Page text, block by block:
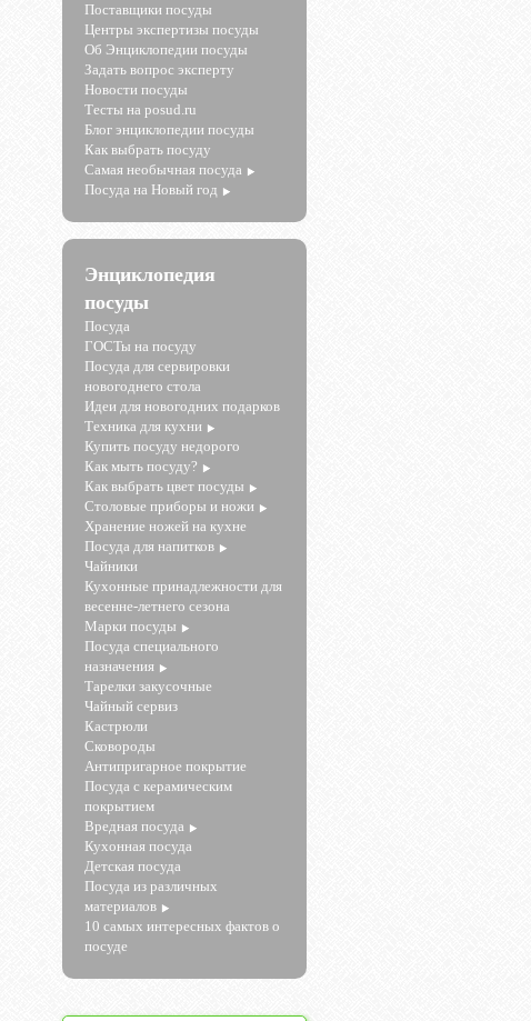
Поставщики посуды
Центры экспертизы посуды
Об Энциклопедии посуды
Задать вопрос эксперту
Новости посуды
Тесты на posud.ru
Блог энциклопедии посуды
Как выбрать посуду
Самая необычная посуда
Посуда на Новый год
Энциклопедия
посуды
Посуда
ГОСТы на посуду
Посуда для сервировки
новогоднего стола
Идеи для новогодних подарков
Техника для кухни
Купить посуду недорого
Как мыть посуду?
Как выбрать цвет посуды
Столовые приборы и ножи
Хранение ножей на кухне
Посуда для напитков
Чайники
Кухонные принадлежности для
весенне-летнего сезона
Марки посуды
Посуда специального
назначения
Тарелки закусочные
Чайный сервиз
Кастрюли
Сковороды
Антипригарное покрытие
Посуда с керамическим
покрытием
Вредная посуда
Кухонная посуда
Детская посуда
Посуда из различных
материалов
10 самых интересных фактов о
посуде